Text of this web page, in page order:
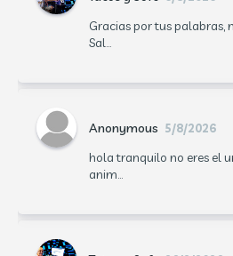
Gracias por tus palabras,
Sal...
Anonymous 5/8/2026
hola tranquilo no eres el
anim...